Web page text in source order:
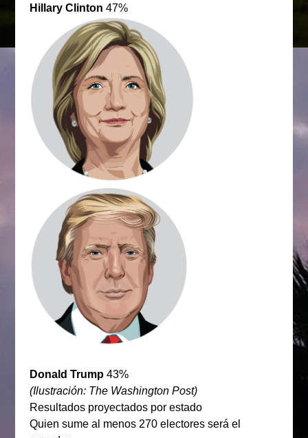
Hillary Clinton 47%
Donald Trump43%
(Ilustración: The Washington Post)
Resultados proyectados por estado
Quien sume al menos 270 electores será el